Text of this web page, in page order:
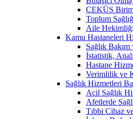
ÇEKÜS
Toplum
Aile
Kamu Hastaneleri
Sağlık
İstatistik,
Hastane
Verimlilik ve
Sağlık Hizmetleri
Acil Sağlık
Afetlerde
Tıbbi Cihaz